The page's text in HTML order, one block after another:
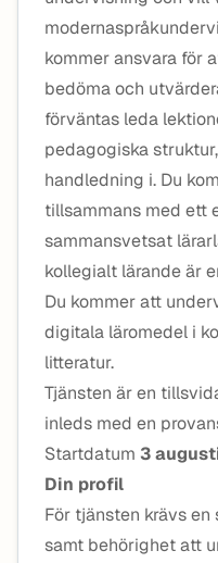
kommer ansvara för
bedöma och
förväntas leda
pedagogiska
handledning i. Du
tillsammans med ett
sammansvetsat
kollegialt lärande är
Du kommer att
digitala läromedel i
litteratur.
Tjänsten är en
inleds med en
Startdatum 3
Din profil
För tjänsten krävs
samt behörighet att